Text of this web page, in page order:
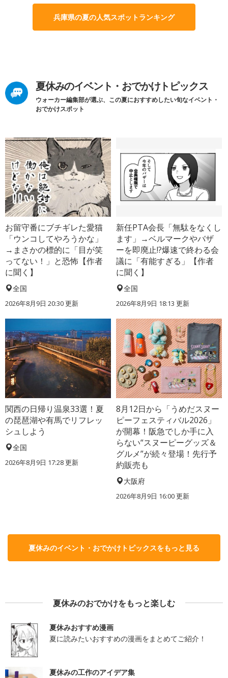
兵庫県の夏の人気スポットランキング
夏休みのイベント・おでかけトピックス
ウォーカー編集部が選ぶ、この夏におすすめしたい旬なイベント・
おでかけスポット
お留守番にブチギレた愛猫
「ウンコしてやろうかな」
→まさかの標的に「目が笑
ってない！」と恐怖【作者
に聞く】
全国
2026年8月9日 20:30更新
新任PTA会長「無駄をなくし
ます」→ベルマークやバザ
ーを即廃止!?爆速で終わる会
議に「有能すぎる」【作者
に聞く】
全国
2026年8月9日 18:13 更新
関西の日帰り温泉33選！夏
の琵琶湖や有馬でリフレッ
シュしよう
全国
2026年8月9日 17:28更新
8月12日から「うめだスヌー
ピーフェスティバル2026」
が開幕！阪急でしか手に入
らない“スヌーピーグッズ＆
グルメ”が続々登場！先行予
約販売も
大阪府
2026年8月9日 16:00更新
夏休みのイベント・おでかけトピックスをもっと見る
夏休みのおでかけをもっと楽しむ
夏休みおすすめ漫画
夏に読みたいおすすめの漫画をまとめてご紹介！
夏休みの工作のアイデア集